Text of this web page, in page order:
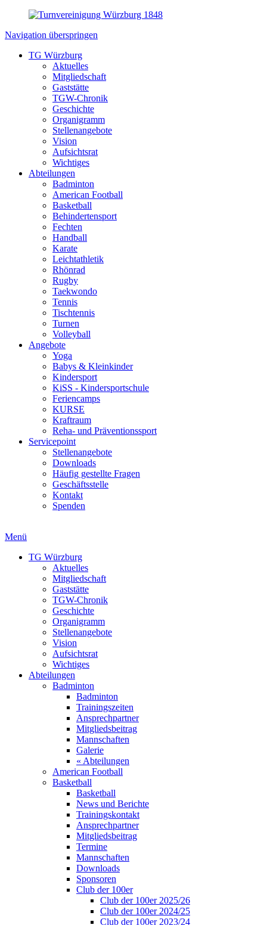
Navigation überspringen
TG Würzburg
Aktuelles
Mitgliedschaft
Gaststätte
TGW-Chronik
Geschichte
Organigramm
Stellenangebote
Vision
Aufsichtsrat
Wichtiges
Abteilungen
Badminton
American Football
Basketball
Behindertensport
Fechten
Handball
Karate
Leichtathletik
Rhönrad
Rugby
Taekwondo
Tennis
Tischtennis
Turnen
Volleyball
Angebote
Yoga
Babys & Kleinkinder
Kindersport
KiSS - Kindersportschule
Feriencamps
KURSE
Kraftraum
Reha- und Präventionssport
Servicepoint
Stellenangebote
Downloads
Häufig gestellte Fragen
Geschäftsstelle
Kontakt
Spenden
Menü
TG Würzburg
Aktuelles
Mitgliedschaft
Gaststätte
TGW-Chronik
Geschichte
Organigramm
Stellenangebote
Vision
Aufsichtsrat
Wichtiges
Abteilungen
Badminton
Badminton
Trainingszeiten
Ansprechpartner
Mitgliedsbeitrag
Mannschaften
Galerie
« Abteilungen
American Football
Basketball
Basketball
News und Berichte
Trainingskontakt
Ansprechpartner
Mitgliedsbeitrag
Termine
Mannschaften
Downloads
Sponsoren
Club der 100er
Club der 100er 2025/26
Club der 100er 2024/25
Club der 100er 2023/24